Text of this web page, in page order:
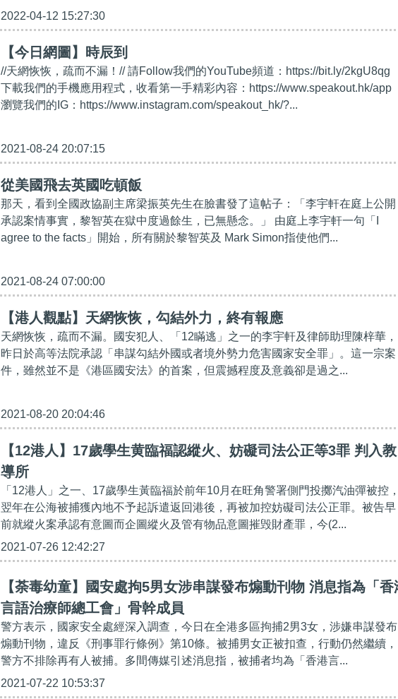
2022-04-12 15:27:30
【今日網圖】時辰到
//天網恢恢，疏而不漏！// 請Follow我們的YouTube頻道：https://bit.ly/2kgU8qg
下載我們的手機應用程式，收看第一手精彩內容：https://www.speakout.hk/app
瀏覽我們的IG：https://www.instagram.com/speakout_hk/?...
2021-08-24 20:07:15
從美國飛去英國吃頓飯
那天，看到全國政協副主席梁振英先生在臉書發了這帖子：「李宇軒在庭上公開
承認案情事實，黎智英在獄中度過餘生，已無懸念。」 由庭上李宇軒一句「I
agree to the facts」開始，所有關於黎智英及 Mark Simon指使他們...
2021-08-24 07:00:00
【港人觀點】天網恢恢，勾結外力，終有報應
天網恢恢，疏而不漏。國安犯人、「12瞞逃」之一的李宇軒及律師助理陳梓華，
昨日於高等法院承認「串謀勾結外國或者境外勢力危害國家安全罪」。這一宗案
件，雖然並不是《港區國安法》的首案，但震撼程度及意義卻是過之...
2021-08-20 20:04:46
【12港人】17歲學生黄臨福認縱火、妨礙司法公正等3罪 判入教
導所
「12港人」之一、17歲學生黃臨福於前年10月在旺角警署側門投擲汽油彈被控
翌年在公海被捕獲內地不予起訴遣返回港後，再被加控妨礙司法公正罪。被告早
前就縱火案承認有意圖而企圖縱火及管有物品意圖摧毁財產罪，今(2...
2021-07-26 12:42:27
【荼毒幼童】國安處拘5男女涉串謀發布煽動刊物 消息指為「香
言語治療師總工會」骨幹成員
警方表示，國家安全處經深入調查，今日在全港多區拘捕2男3女，涉嫌串謀發布
煽動刊物，違反《刑事罪行條例》第10條。被捕男女正被扣查，行動仍然繼續，
警方不排除再有人被捕。多間傳媒引述消息指，被捕者均為「香港言...
2021-07-22 10:53:37